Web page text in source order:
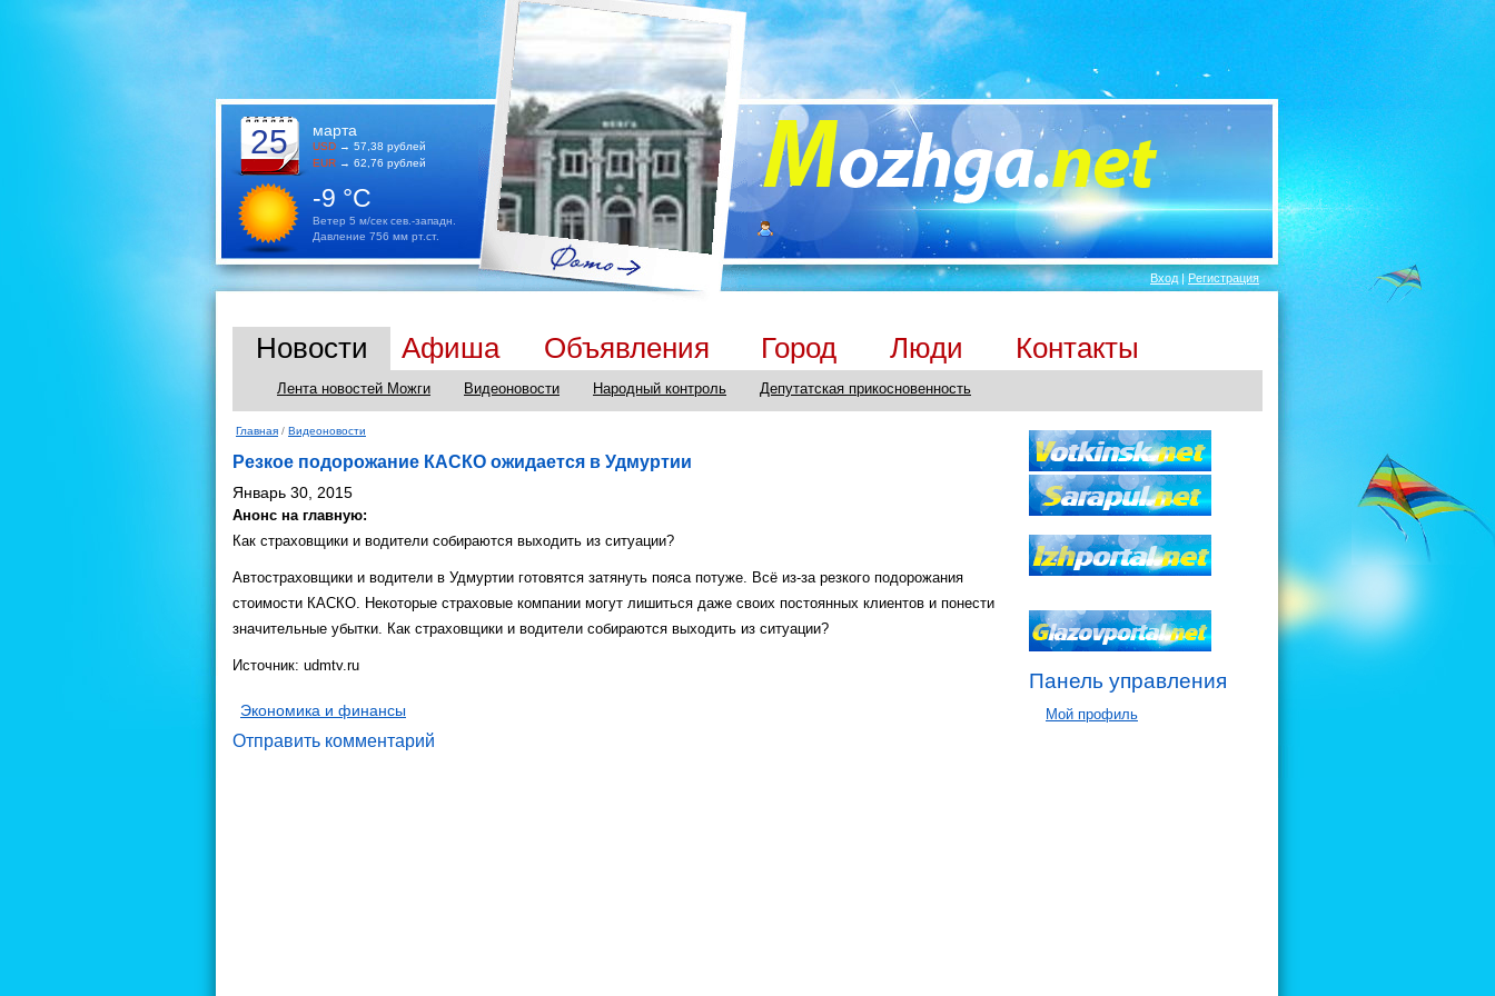
Вход| Регистрация
25 марта
USD → 57,38 рублей
EUR → 62,76 рублей
-9 °C
Ветер 5 м/сек сев.-западн.
Давление 756 мм рт.ст.
Новости Афиша Объявления Город Люди Контакты
Лента новостей Можги Видеоновости Народный контроль Депутатская прикосновенность
Главная / Видеоновости
Резкое подорожание КАСКО ожидается в Удмуртии
Январь 30, 2015
Анонс на главную:
Как страховщики и водители собираются выходить из ситуации?
Автостраховщики и водители в Удмуртии готовятся затянуть пояса потуже. Всё из-за резкого подорожания
стоимости КАСКО. Некоторые страховые компании могут лишиться даже своих постоянных клиентов и понести
значительные убытки. Как страховщики и водители собираются выходить из ситуации?
Источник: udmtv.ru
Экономика и финансы
Отправить комментарий
Панель управления
Мой профиль